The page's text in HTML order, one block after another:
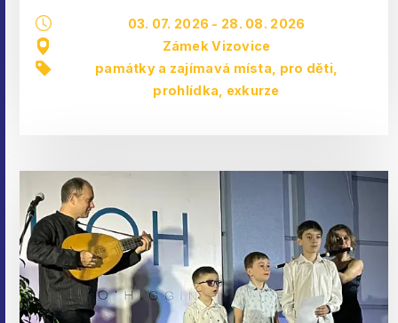
03. 07. 2026 - 28. 08. 2026
Zámek Vizovice
památky a zajímavá místa
pro děti,
prohlídka, exkurze